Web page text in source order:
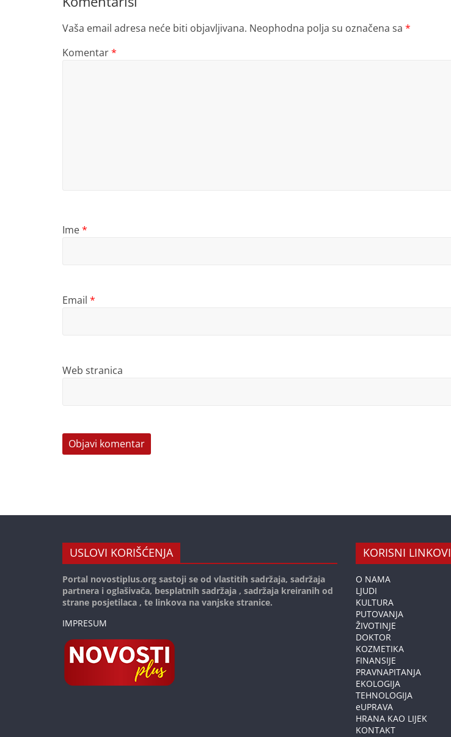
Vaša email adresa neće biti objavljivana. Neophodna polja su označena sa *
Komentar*
Ime*
Email *
Web stranica
USLOVI KORIŠĆENJA
Portal novostiplus.org sastoji se od vlastitih sadržaja, sadržaja
partnera i oglašivača, besplatnih sadržaja , sadržaja kreiranih od
strane posjetilaca , te linkova na vanjske stranice.
IMPRESUM
KORISNI LINKOVI
O NAMA
LJUDI
KULTURA
PUTOVANJA
ŽIVOTINJE
DOKTOR
KOZMETIKA
FINANSIJE
PRAVNAPITANJA
EKOLOGIJA
TEHNOLOGIJA
eUPRAVA
HRANA KAO LIJEK
KONTAKT